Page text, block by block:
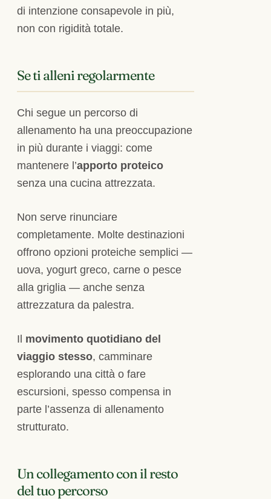
di intenzione consapevole in più,
non con rigidità totale.
Se ti alleni regolarmente
Chi segue un percorso di
allenamento ha una preoccupazione
in più durante i viaggi: come
mantenere l’apporto proteico
senza una cucina attrezzata.
Non serve rinunciare
completamente. Molte destinazioni
offrono opzioni proteiche semplici —
uova, yogurt greco, carne o pesce
alla griglia — anche senza
attrezzatura da palestra.
Il movimento quotidiano del
viaggio stesso, camminare
esplorando una città o fare
escursioni, spesso compensa in
parte l’assenza di allenamento
strutturato.
Un collegamento con il resto
del tuo percorso